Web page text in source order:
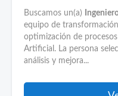
Buscamos un(a)
equipo de
optimización de
Artificial. La persona
análisis y mejora...